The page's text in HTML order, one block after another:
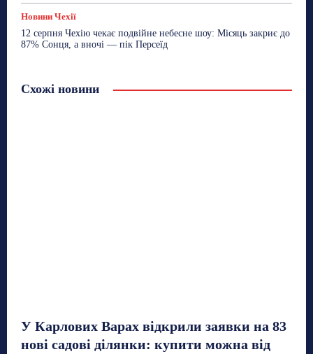
Новини Чехії
12 серпня Чехію чекає подвійне небесне шоу: Місяць закриє до
87% Сонця, а вночі — пік Персеїд
Схожі новини
У Карлових Варах відкрили заявки на 83
нові садові ділянки: купити можна від